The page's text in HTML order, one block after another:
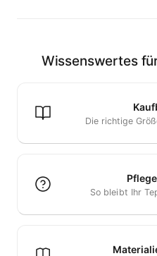
Wissenswertes
Die richtige
So bleibt Ihr